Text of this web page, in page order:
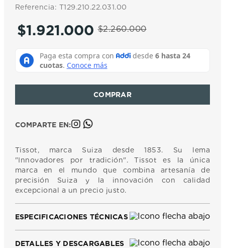
Referencia: T129.210.22.031.00
$2.260.000
$1.921.000
COMPARTE EN:
Tissot, marca Suiza desde 1853. Su lema
"Innovadores por tradición". Tissot es la única
marca en el mundo que combina artesanía de
precisión Suiza y la innovación con calidad
excepcional a un precio justo.
ESPECIFICACIONES TÉCNICAS
DETALLES Y DESCARGABLES